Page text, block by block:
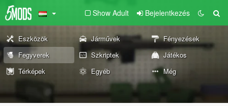
Show Adult Bejelentkezés
Eszközök Járművek
Fényezések
Fegyverek
Szkriptek
Játékos
Térképek
Egyéb Még